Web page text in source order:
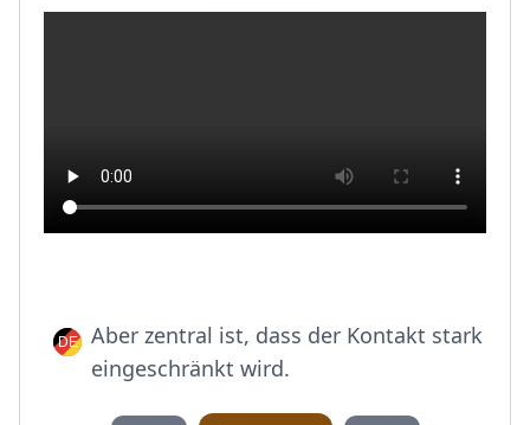
Aber zentral ist, dass der Kontakt stark
eingeschränkt wird.